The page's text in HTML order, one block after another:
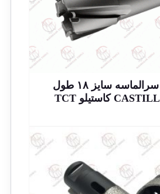
گردبر مگنتی سرالماسه سایز ۱۸ طول